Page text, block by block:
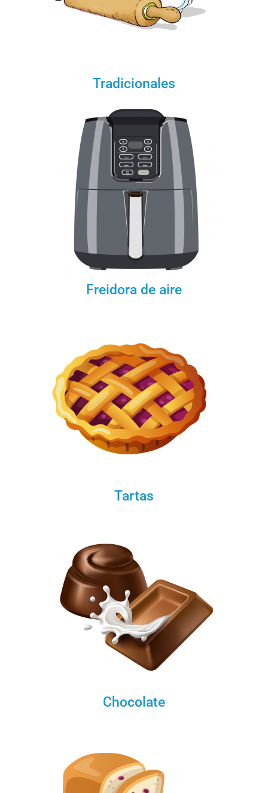
Tradicionales
Freidora de aire
Tartas
Chocolate